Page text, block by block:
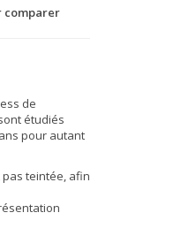
comparer
de
étudiés
pour autant
pas teintée, afin